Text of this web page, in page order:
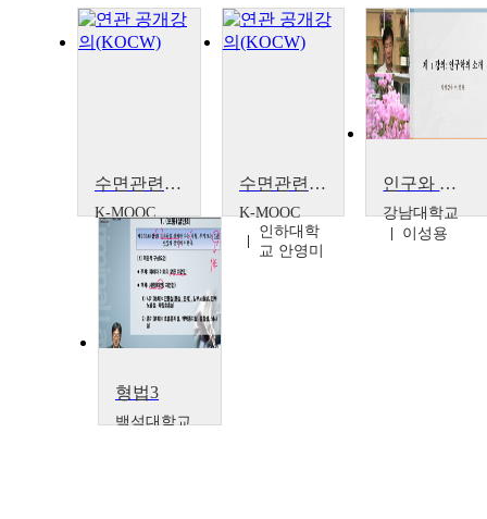
수면관련 영아급사 조사교육: 갑작스런 아기 사망 사례, 무엇을 어떻게 조사할까?
K-MOOC
인하대학
교 안영미
수면관련 영아급사 조사교육: 갑작스런 아기 사망 사례, 무엇을 어떻게 조사할까?
K-MOOC
인하대학
교 안영미
인구와 사회
강남대학교
이성용
형법3
백석대학교